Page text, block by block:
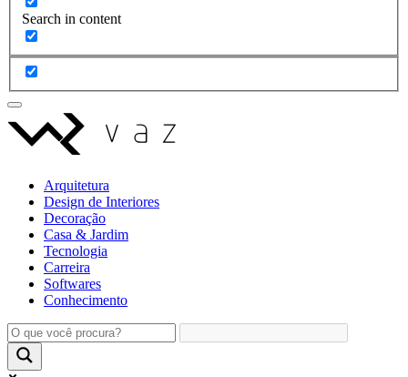
Search in content
Arquitetura
Design de Interiores
Decoração
Casa & Jardim
Tecnologia
Carreira
Softwares
Conhecimento